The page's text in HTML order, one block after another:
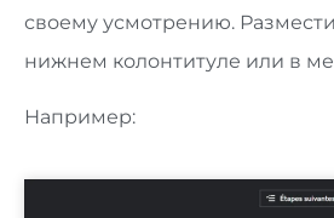
своему усмотрению.
нижнем колонтитуле или в
Например: